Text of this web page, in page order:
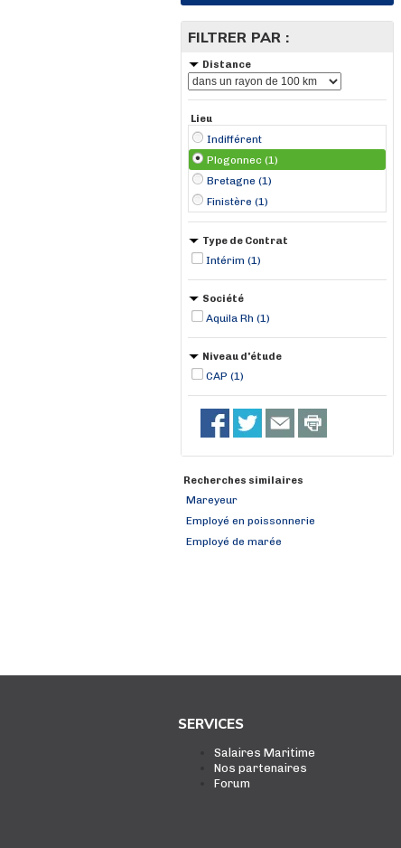
FILTRER PAR :
Distance
Lieu
Indifférent
Plogonnec (1)
Bretagne (1)
Finistère (1)
Type de Contrat
Intérim (1)
Société
Aquila Rh (1)
Niveau d'étude
CAP (1)
Recherches similaires
Mareyeur
Employé en poissonnerie
Employé de marée
SERVICES
Salaires Maritime
Nos partenaires
Forum